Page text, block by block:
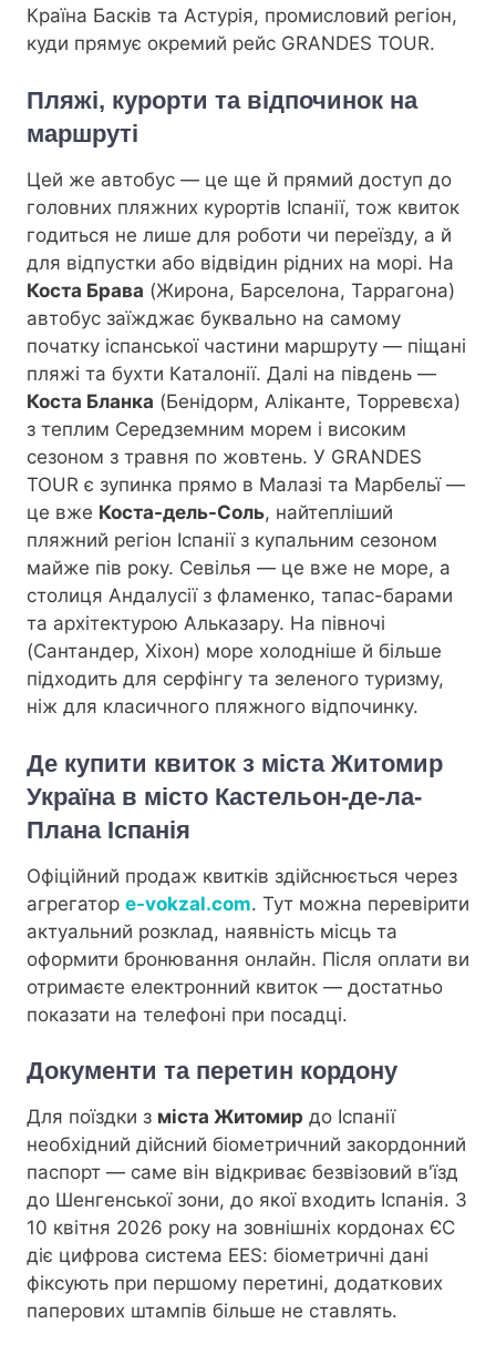
Країна Басків та Астурія, промисловий регіон,
куди прямує окремий рейс GRANDES TOUR.
Пляжі, курорти та відпочинок на
маршруті
Цей же автобус — це ще й прямий доступ до
головних пляжних курортів Іспанії, тож квиток
годиться не лише для роботи чи переїзду, а й
для відпустки або відвідин рідних на морі. На
Костa Брава (Жирона, Барселона, Таррагона)
автобус заїжджає буквально на самому
початку іспанської частини маршруту — піщані
пляжі та бухти Каталонії. Далі на південь —
Коста Бланка (Бенідорм, Аліканте, Торревєха)
з теплим Середземним морем і високим
сезоном з травня по жовтень. У GRANDES
TOUR є зупинка прямо в Малазі та Марбельї —
це вже Коста-дель-Соль, найтепліший
пляжний регіон Іспанії з купальним сезоном
майже пів року. Севілья — це вже не море, а
столиця Андалусії з фламенко, тапас-барами
та архітектурою Альказару. На півночі
(Сантандер, Хіхон) море холодніше й більше
підходить для серфінгу та зеленого туризму,
ніж для класичного пляжного відпочинку.
Де купити квиток з міста Житомир
Україна в місто Кастельон-де-ла-
Плана Іспанія
Офіційний продаж квитків здійснюється через
агрегатор e-vokzal.com. Тут можна перевірити
актуальний розклад, наявність місць та
оформити бронювання онлайн. Після оплати ви
отримаєте електронний квиток — достатньо
показати на телефоні при посадці.
Документи та перетин кордону
Для поїздки з міста Житомир до Іспанії
необхідний дійсний біометричний закордонний
паспорт — саме він відкриває безвізовий в'їзд
до Шенгенської зони, до якої входить Іспанія. З
10 квітня 2026 року на зовнішніх кордонах ЄС
діє цифрова система EES: біометричні дані
фіксують при першому перетині, додаткових
паперових штампів більше не ставлять.